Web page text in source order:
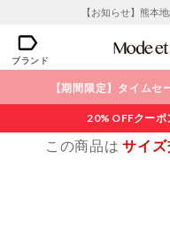
【お知らせ】熊本
ブランド
【期間限定】タイムセ
20% OFFクーポ
この商品はサイ